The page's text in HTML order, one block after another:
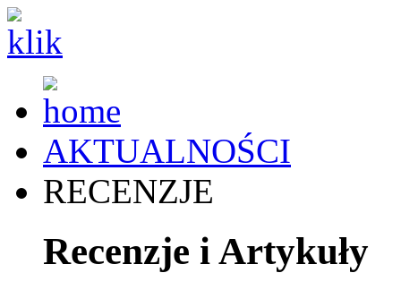
AKTUALNOŚCI
RECENZJE
Recenzje i Artykuły